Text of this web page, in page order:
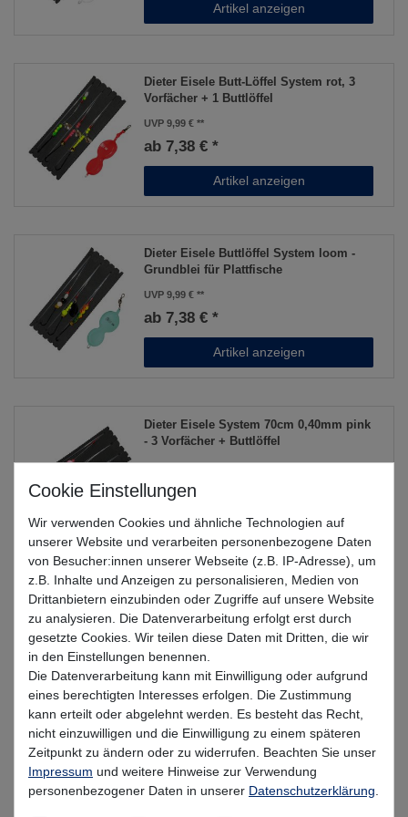
Artikel anzeigen
Dieter Eisele Butt-Löffel System rot, 3
Vorfächer + 1 Buttlöffel
UVP 9,99 €
ab 7,38 € *
Artikel anzeigen
Dieter Eisele Buttlöffel System loom -
Grundblei für Plattfische
UVP 9,99 €
ab 7,38 € *
Artikel anzeigen
Dieter Eisele System 70cm 0,40mm pink
- 3 Vorfächer + Buttlöffel
UVP 9,99 €
ab 7,38 € *
Artikel anzeigen
Dieter Eisele Flounder-Spoon loom -
Buttlöffel für Flundern
UVP 3,99 €
ab 3,14 € *
Artikel anzeigen
Dieter Eisele Flounder-Spoon - Buttlöffel
perlmuttfarben
Wir verwenden Cookies und ähnliche Technologien auf
unserer Website und verarbeiten personenbezogene Daten
von Besucher:innen unserer Webseite (z.B. IP-Adresse), um
z.B. Inhalte und Anzeigen zu personalisieren, Medien von
Drittanbietern einzubinden oder Zugriffe auf unsere Website
zu analysieren. Die Datenverarbeitung erfolgt erst durch
gesetzte Cookies. Wir teilen diese Daten mit Dritten, die wir
in den Einstellungen benennen.
Die Datenverarbeitung kann mit Einwilligung oder aufgrund
eines berechtigten Interesses erfolgen. Die Zustimmung
kann erteilt oder abgelehnt werden. Es besteht das Recht,
nicht einzuwilligen und die Einwilligung zu einem späteren
Zeitpunkt zu ändern oder zu widerrufen. Beachten Sie unser
Impressum und weitere Hinweise zur Verwendung
personenbezogener Daten in unserer Daten­schutz­erklärung.